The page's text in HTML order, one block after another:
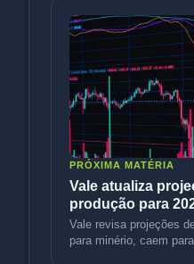
PRÓXIMA MATÉRIA
Vale atualiza
produção para
Vale revisa projeções
para minério, caem